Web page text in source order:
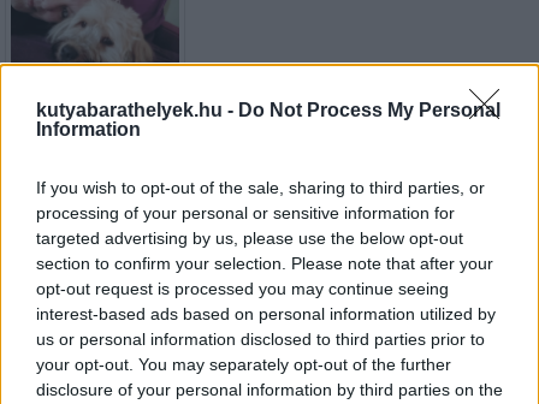
kutyabarathelyek.hu - Do Not Process My Personal
Information
If you wish to opt-out of the sale, sharing to third parties, or
processing of your personal or sensitive information for
targeted advertising by us, please use the below opt-out
section to confirm your selection. Please note that after your
opt-out request is processed you may continue seeing
interest-based ads based on personal information utilized by
us or personal information disclosed to third parties prior to
your opt-out. You may separately opt-out of the further
disclosure of your personal information by third parties on the
Kutyaszitter
ELEONÓRA
Zagyvarékas - Magyarország
Kutyaszitter